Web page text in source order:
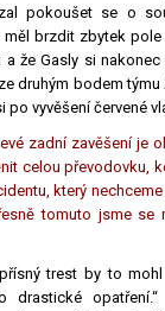
pokoušet se o
měl brzdit zbytek
že Gasly si
druhým bodem
po vyvěšení červené
zadní zavěšení je
celou převodovku,
který
tomuto jsme
trest by to
drastické